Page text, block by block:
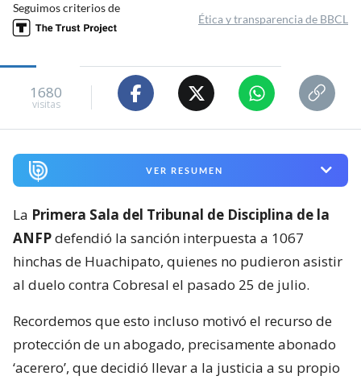
Seguimos criterios de
Ética y transparencia de BBCL
1680
visitas
VER RESUMEN
La Primera Sala del Tribunal de Disciplina de la
ANFPdefendió la sanción interpuesta a 1067
hinchas de Huachipato, quienes no pudieron asistir
al duelo contra Cobresal el pasado 25 de julio.
Recordemos que esto incluso motivó el recurso de
protección de un abogado, precisamente abonado
‘acerero’, que decidió llevar a la justicia a su propio